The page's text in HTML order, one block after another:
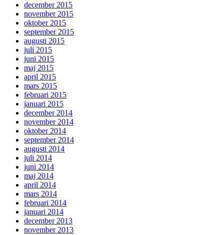
december 2015
november 2015
oktober 2015
september 2015
augusti 2015
juli 2015
juni 2015
maj 2015
april 2015
mars 2015
februari 2015
januari 2015
december 2014
november 2014
oktober 2014
september 2014
augusti 2014
juli 2014
juni 2014
maj 2014
april 2014
mars 2014
februari 2014
januari 2014
december 2013
november 2013